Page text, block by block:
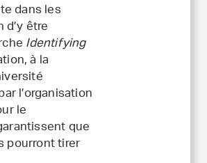
dans les
être
Identifying
à la
l’organisation
le
que
pourront tirer